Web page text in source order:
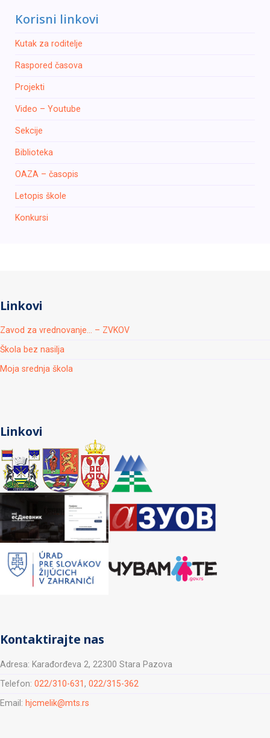
Korisni linkovi
Kutak za roditelje
Raspored časova
Projekti
Video – Youtube
Sekcije
Biblioteka
OAZA – časopis
Letopis škole
Konkursi
Linkovi
Zavod za vrednovanje... – ZVKOV
Škola bez nasilja
Moja srednja škola
Linkovi
Kontaktirajte nas
Adresa: Karađorđeva 2, 22300 Stara Pazova
Telefon: 022/310-631, 022/315-362
Email: hjcmelik@mts.rs